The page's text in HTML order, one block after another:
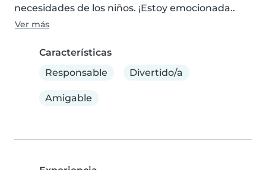
necesidades de los niños. ¡Estoy emocionada..
Ver más
Características
Responsable
Divertido/a
Amigable